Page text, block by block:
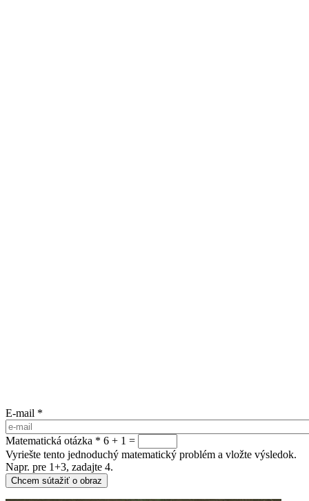
E-mail *
Matematická otázka * 6 + 1 =
Vyriešte tento jednoduchý matematický problém a vložte výsledok.
Napr. pre 1+3, zadajte 4.